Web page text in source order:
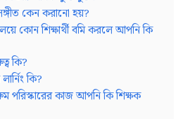
সঙ্গীত কেন করানো হয়?
কোন শিক্ষার্থী বমি করলে আপনি কি
কি?
কি?
পরিস্কারের কাজ আপনি কি শিক্ষক